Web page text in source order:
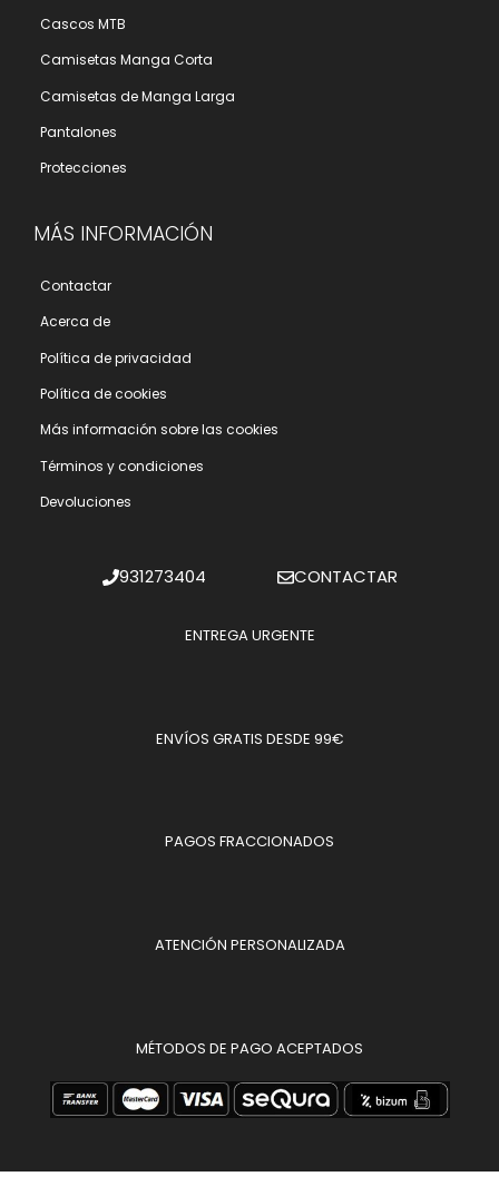
Cascos MTB
Camisetas Manga Corta
Camisetas de Manga Larga
Pantalones
Protecciones
MÁS INFORMACIÓN
Contactar
Acerca de
Polí­tica de privacidad
Polí­tica de cookies
Más información sobre las cookies
Términos y condiciones
Devoluciones
931273404 CONTACTAR
ENTREGA URGENTE
ENVÍOS GRATIS DESDE 99€
PAGOS FRACCIONADOS
ATENCIÓN PERSONALIZADA
MÉTODOS DE PAGO ACEPTADOS